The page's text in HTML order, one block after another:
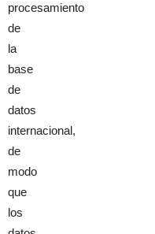
procesamiento
de
la
base
de
datos
internacional,
de
modo
que
los